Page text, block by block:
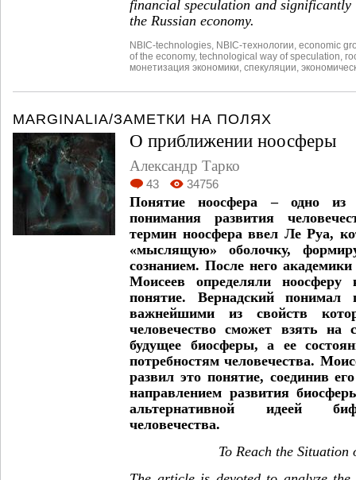
financial speculation and
the Russian economy.
NBIC-technologies NBIC-технологии economic
of the economy, technological way of speculation
монетизация экономики спекуляции
MARGINALIA/ЗАМЕТКИ НА ПОЛЯХ
О приближении ноосферы
Александр Тарко
43 34756
Понятие ноосфера – одно из
понимания развития
термин ноосфера ввел Ле Руа,
«мыслящую» оболочку,
сознанием. После него
Моисеев определяли ноосферу
понятие. Вернадский понимал
важнейшими из свойств
человечество сможет взять на
будущее биосферы, а ее
потребностям человечества.
развил это понятие, соединив
направлением развития
альтернативной идеей
человечества.
To Reach the Situation